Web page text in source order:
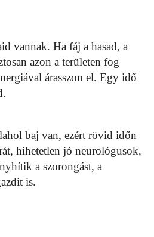
vannak. Ha fáj a hasad, a
azon a területen fog
árasszon el. Egy idő
baj van, ezért rövid időn
hihetetlen jó neurológusok,
a szorongást, a
is.